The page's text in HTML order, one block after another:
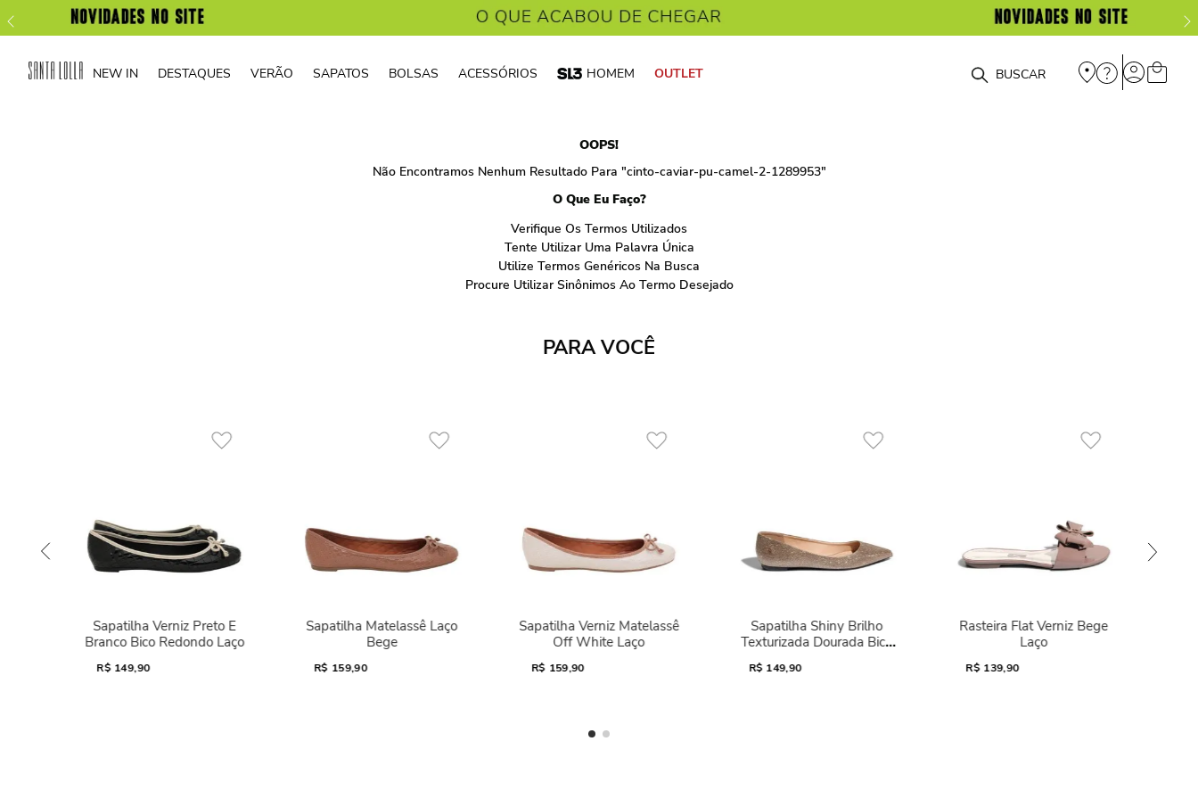
NEW IN DESTAQUES VERÃO SAPATOS BOLSAS ACESSÓRIOS HOMEM OUTLET O que você está procurando?
OOPS!
Não Encontramos Nenhum Resultado Para "cinto-caviar-pu-camel-2-1289953"
O Que Eu Faço?
Verifique Os Termos Utilizados
Tente Utilizar Uma Palavra Única
Utilize Termos Genéricos Na Busca
Procure Utilizar Sinônimos Ao Termo Desejado
PARA VOCÊ
Sapatilha Verniz Preto E
Branco Bico Redondo Laço
R$ 149,90
Sapatilha Matelassê Laço
Bege
R$ 159,90
Sapatilha Verniz Matelassê
Off White Laço
R$ 159,90
Sapatilha Shiny Brilho
Texturizada Dourada Bico
R$ 149,90
Rasteira Flat Verniz Bege
Laço
R$ 139,90